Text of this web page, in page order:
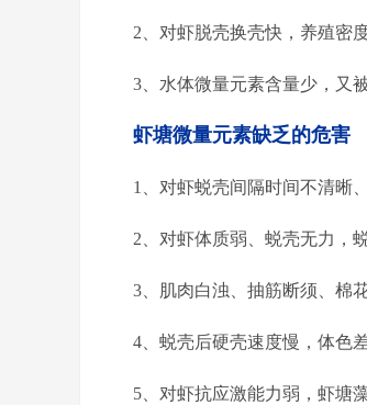
2、对虾脱壳换壳快，养殖密
3、水体微量元素含量少，又
虾塘微量元素缺乏的危害
1、对虾蜕壳间隔时间不清晰
2、对虾体质弱、蜕壳无力，
3、肌肉白浊、抽筋断须、棉花
4、蜕壳后硬壳速度慢，体色差
5、对虾抗应激能力弱，虾塘藻